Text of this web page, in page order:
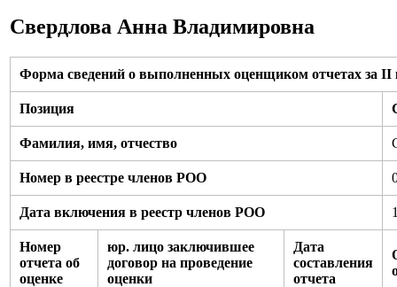
Свердлова Анна Владимировна
Форма сведений о выполненных оценщиком отчетах за II
Позиция
Фамилия, имя, отчество
Номер в реестре членов РОО
Дата включения в реестр членов РОО
Номер
отчета об
оценке
юр. лицо заключившее
договор на проведение
оценки
Дата
составления
отчета